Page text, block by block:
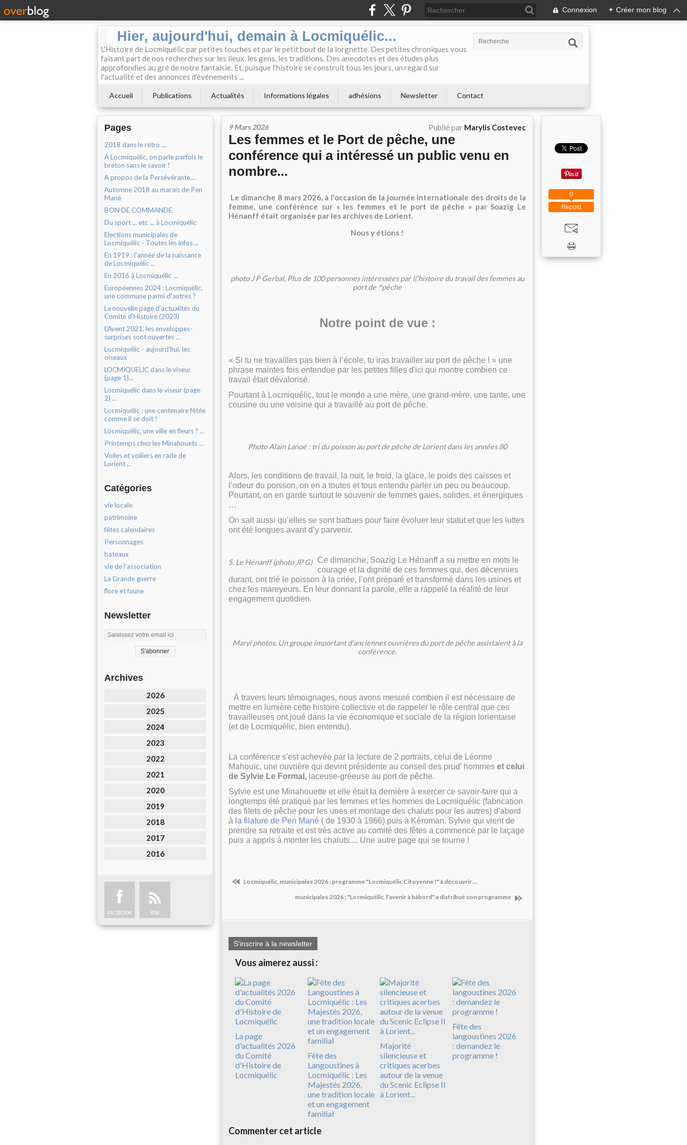
Connexion + Créer mon blog
Hier, aujourd'hui, demain à Locmiquélic...
L'Histoire de Locmiquélic par petites touches et par le petit bout de la lorgnette. Des petites chroniques vous
faisant part de nos recherches sur les lieux, les gens, les traditions. Des anecdotes et des études plus
approfondies au gré de notre fantaisie. Et, puisque l'histoire se construit tous les jours, un regard sur
l'actualité et des annonces d'événements ...
Accueil Publications Actualités Informations légales adhésions Newsletter Contact
Pages
2018 dans le rétro ...
A Locmiquélic, on parle parfois le
breton sans le savoir !
A propos de la Persévérante....
Automne 2018 au marais de Pen
Mané
BON DE COMMANDE
Du sport ... etc ... à Locmiquélic
Elections municipales de
Locmiquélic - Toutes les infos ...
En 1919 : l'année de la naissance
de Locmiquélic ...
En 2016 à Locmiquélic ...
Européennes 2024 : Locmiquélic,
une commune parmi d'autres ?
La nouvelle page d'actualités du
Comité d'Histoire (2023)
L'Avent 2021, les enveloppes-
surprises sont ouvertes ...
Locmiquélic - aujourd'hui, les
oiseaux
LOCMIQUELIC dans le viseur
(page 1)...
Locmiquélic dans le viseur (page
2) ...
Locmiquélic : une centenaire fêtée
comme il se doit !
Locmiquélic, une ville en fleurs ? ...
Printemps chez les Minahouets ...
Voiles et voiliers en rade de
Lorient ...
Catégories
vie locale
patrimoine
fêtes calendaires
Personnages
bateaux
vie de l'association
La Grande guerre
flore et faune
Newsletter
Archives
2026
2025
2024
2023
2022
2021
2020
2019
2018
2017
2016
FACEBOOK RSS
9 Mars 2026 Publié par Marylis Costevec
Les femmes et le Port de pêche, une
conférence qui a intéressé un public venu en
nombre...
Le dimanche 8 mars 2026, à l'occasion de la journée internationale des droits de la
femme, une conférence sur « les femmes et le port de pêche » par Soazig Le
Hénanff était organisée par les archives de Lorient.
Nous y étions !
photo J P Gerbal, Plus de 100 personnes intéressées par l('histoire du travail des femmes au
port de ^pêche
Notre point de vue :
« Si tu ne travailles pas bien à l’école, tu iras travailler au port de pêche ! » une
phrase maintes fois entendue par les petites filles d'ici qui montre combien ce
travail était dévalorisé.
Pourtant à Locmiquélic, tout le monde a une mère, une grand-mère, une tante, une
cousine ou une voisine qui a travaillé au port de pêche.
Photo Alain Lanoé : tri du poisson au port de pêche de Lorient dans les années 80
Alors, les conditions de travail, la nuit, le froid, la glace, le poids des caisses et
l’odeur du poisson, on en a toutes et tous entendu parler un peu ou beaucoup.
Pourtant, on en garde surtout le souvenir de femmes gaies, solides, et énergiques
…
On sait aussi qu’elles se sont battues pour faire évoluer leur statut et que les luttes
ont été longues avant d’y parvenir.
S. Le Hénanff (photo JP G)
Ce dimanche, Soazig Le Hénanff a su mettre en mots le
courage et la dignité de ces femmes qui, des décennies
durant, ont trié le poisson à la criée, l’ont préparé et transformé dans les usines et
chez les mareyeurs. En leur donnant la parole, elle a rappelé la réalité de leur
engagement quotidien.
Maryl photos, Un groupe important d'anciennes ouvrières du port de pêche assistaient à la
conférence.
À travers leurs témoignages, nous avons mesuré combien il est nécessaire de
mettre en lumière cette histoire collective et de rappeler le rôle central que ces
travailleuses ont joué dans la vie économique et sociale de la région lorientaise
(et de Locmiquélic, bien entendu).
La conférence s'est achevée par la lecture de 2 portraits, celui de Léonne
Mahouïc, une ouvrière qui devint présidente au conseil des prud' hommes et celui
de Sylvie Le Formal, laceuse-gréeuse au port de pêche.
Sylvie est une Minahouette et elle était la dernière à exercer ce savoir-faire qui a
longtemps été pratiqué par les femmes et les hommes de Locmiquélic (fabrication
des filets de pêche pour les unes et montage des chaluts pour les autres) d'abord
à la filature de Pen Mané ( de 1930 à 1966) puis à Kéroman. Sylvie qui vient de
prendre sa retraite et est très active au comité des fêtes a commencé par le laçage
puis a appris à monter les chaluts.... Une autre page qui se tourne !
Locmiquélic, municipales 2026 : programme "Locmiquélic Citoyenne !" à découvrir ...
municipales 2026 ; "Locmiquélic, l'avenir à bâbord" a distribué son programme
S'inscrire à la newsletter
Vous aimerez aussi :
La page
d'actualités 2026
du Comité
d'Histoire de
Locmiquélic
Fête des
Langoustines à
Locmiquélic : Les
Majestés 2026,
une tradition locale
et un engagement
familial
Majorité
silencieuse et
critiques acerbes
autour de la venue
du Scenic Eclipse II
à Lorient...
Fête des
langoustines 2026
: demandez le
programme !
Commenter cet article
Repost
0